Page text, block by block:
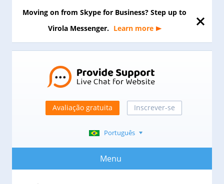
Moving on from Skype for Business? Step up to
Virola Messenger. Learn more
Avaliação gratuita Inscrever-se
Português
Menu